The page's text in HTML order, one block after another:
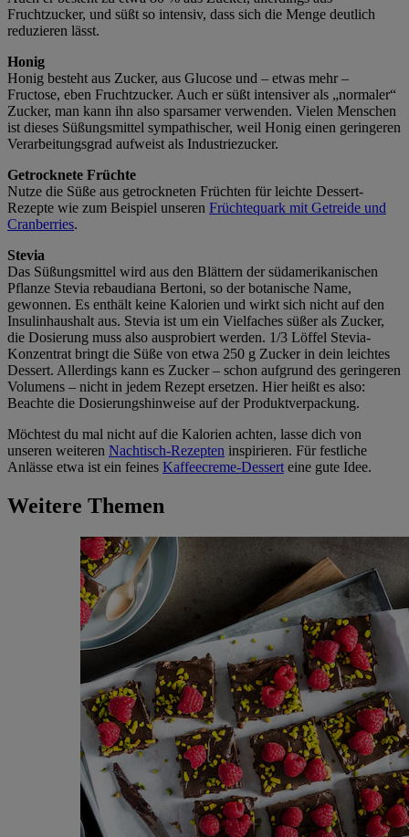
Fruchtzucker, und süßt so intensiv, dass sich die Menge deutlich
reduzieren lässt.
Honig
Honig besteht aus Zucker, aus Glucose und – etwas mehr –
Fructose, eben Fruchtzucker. Auch er süßt intensiver als „normaler“
Zucker, man kann ihn also sparsamer verwenden. Vielen Menschen
ist dieses Süßungsmittel sympathischer, weil Honig einen geringeren
Verarbeitungsgrad aufweist als Industriezucker.
Getrocknete Früchte
Nutze die Süße aus getrockneten Früchten für leichte Dessert-
Rezepte wie zum Beispiel unseren Früchtequark mit Getreide und
Cranberries.
Stevia
Das Süßungsmittel wird aus den Blättern der südamerikanischen
Pflanze Stevia rebaudiana Bertoni, so der botanische Name,
gewonnen. Es enthält keine Kalorien und wirkt sich nicht auf den
Insulinhaushalt aus. Stevia ist um ein Vielfaches süßer als Zucker,
die Dosierung muss also ausprobiert werden. 1/3 Löffel Stevia-
Konzentrat bringt die Süße von etwa 250 g Zucker in dein leichtes
Dessert. Allerdings kann es Zucker – schon aufgrund des geringeren
Volumens – nicht in jedem Rezept ersetzen. Hier heißt es also:
Beachte die Dosierungshinweise auf der Produktverpackung.
Möchtest du mal nicht auf die Kalorien achten, lasse dich von
unseren weiteren Nachtisch-Rezepten inspirieren. Für festliche
Anlässe etwa ist ein feines Kaffeecreme-Dessert eine gute Idee.
Weitere Themen